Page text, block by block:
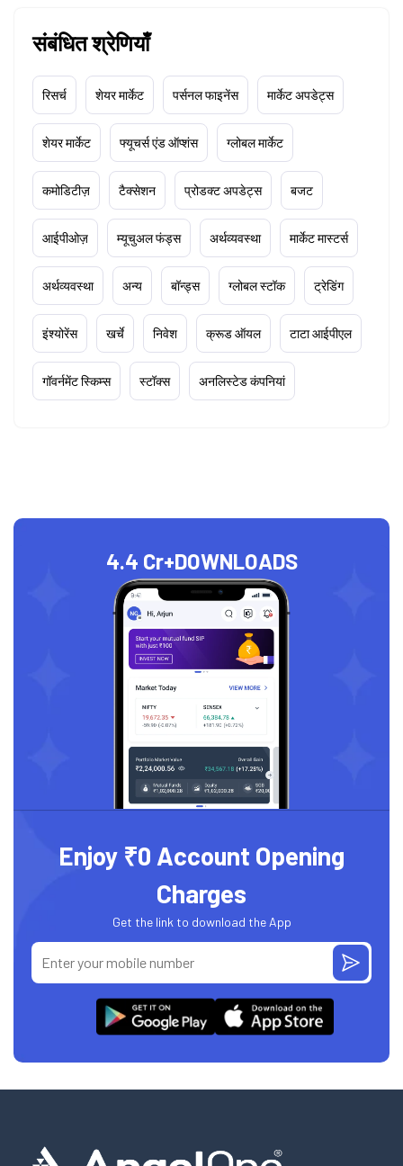
संबंधित श्रेणियाँ
रिसर्च शेयर मार्केट पर्सनल फाइनेंस मार्केट अपडेट्स
शेयर मार्केट फ्यूचर्स एंड ऑप्शंस ग्लोबल मार्केट
कमोडिटीज़ टैक्सेशन प्रोडक्ट अपडेट्स बजट
आईपीओज़ म्यूचुअल फंड्स अर्थव्यवस्था मार्केट मास्टर्स
अर्थव्यवस्था अन्य बॉन्ड्स ग्लोबल स्टॉक ट्रेडिंग
इंश्योरेंस खर्चे निवेश क्रूड ऑयल टाटा आईपीएल
गॉवर्नमेंट स्किम्स स्टॉक्स अनलिस्टेड कंपनियां
4.4 Cr+DOWNLOADS
Enjoy ₹0 Account Opening
Charges
Get the link to download the App